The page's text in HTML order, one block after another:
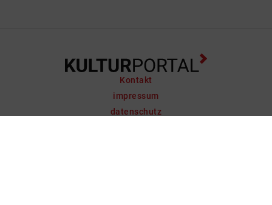
Kontakt
impressum
datenschutz